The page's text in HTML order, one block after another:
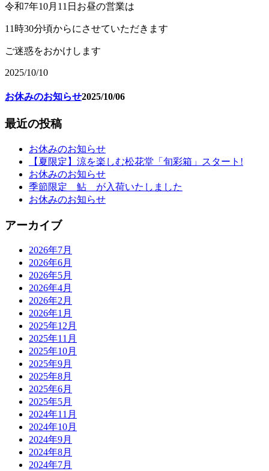
令和7年10月11日お昼の営業は
11時30分頃からにさせていただきます
ご迷惑をおかけします
2025/10/10
お休みのお知らせ2025/10/06
最近の投稿
お休みのお知らせ
【夏限定】涼を楽しむ松花堂「旬彩箱」スタート!
お休みのお知らせ
季節限定 鮎 が入荷いたしました
お休みのお知らせ
アーカイブ
2026年7月
2026年6月
2026年5月
2026年4月
2026年2月
2026年1月
2025年12月
2025年11月
2025年10月
2025年9月
2025年8月
2025年6月
2025年5月
2024年11月
2024年10月
2024年9月
2024年8月
2024年7月